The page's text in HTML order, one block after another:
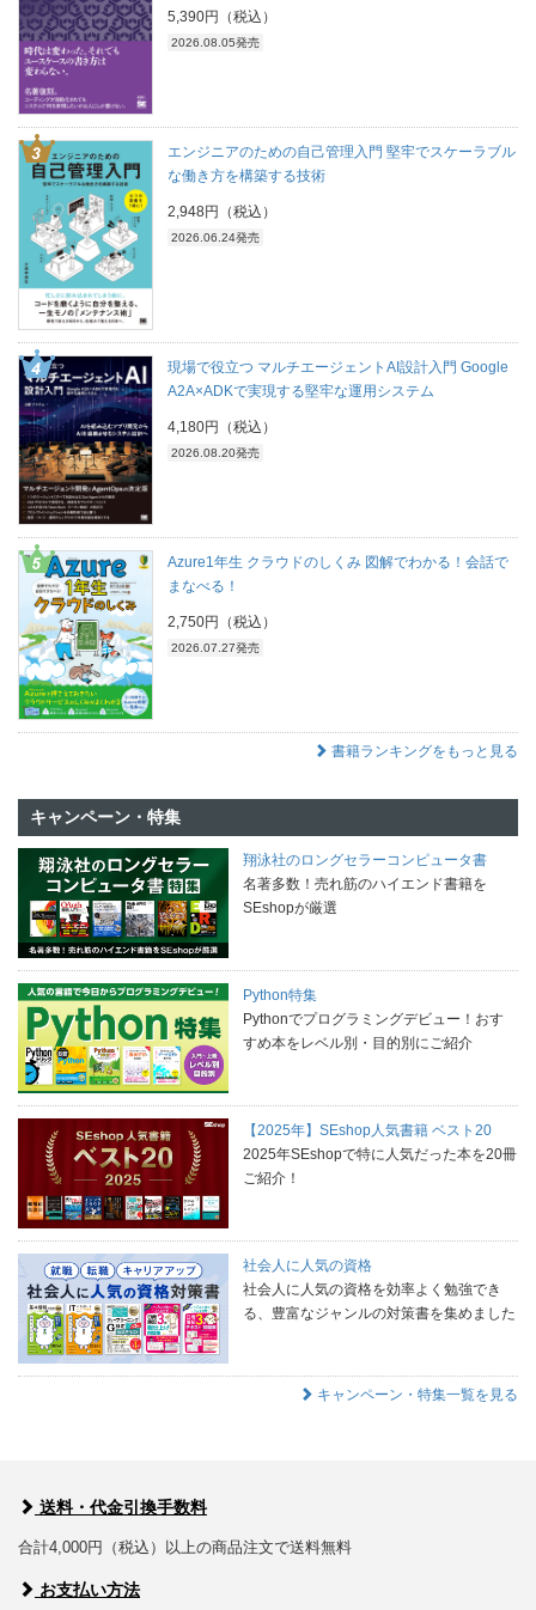
5,390円（税込）
2026.08.05発売
エンジニアのための自己管理入門 堅牢でスケーラブル
な働き方を構築する技術
2,948円（税込）
2026.06.24発売
現場で役立つ マルチエージェントAI設計入門 Google
A2A×ADKで実現する堅牢な運用システム
4,180円（税込）
2026.08.20発売
Azure1年生 クラウドのしくみ 図解でわかる！会話で
まなべる！
2,750円（税込）
2026.07.27発売
書籍ランキングをもっと見る
キャンペーン・特集
翔泳社のロングセラーコンピュータ書
名著多数！売れ筋のハイエンド書籍を
SEshopが厳選
Python特集
Pythonでプログラミングデビュー！おす
すめ本をレベル別・目的別にご紹介
【2025年】SEshop人気書籍 ベスト20
2025年SEshopで特に人気だった本を20冊
ご紹介！
社会人に人気の資格
社会人に人気の資格を効率よく勉強でき
る、豊富なジャンルの対策書を集めました
キャンペーン・特集一覧を見る
送料・代金引換手数料
合計4,000円（税込）以上の商品注文で送料無料
お支払い方法